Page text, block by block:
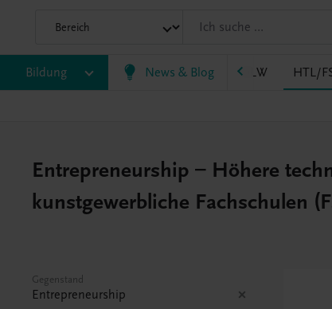
Bildung News & Blog
HLK HLPS/FSB HLT/Kolleg HLW HTL/
Entrepreneurship – Höhere
kunstgewerbliche Fachschulen
Gegenstand
Entrepreneurship